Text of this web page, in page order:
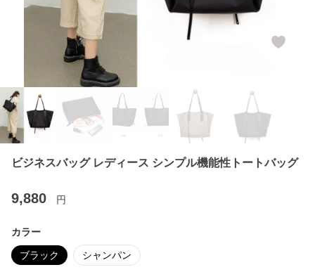
ビジネスバッグ レディース シンプル機能性トートバッグ
9,880 円
カラー
ブラック シャンパン